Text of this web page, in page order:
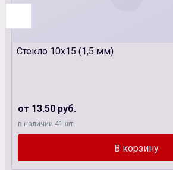
Стекло 10х15 (1,5 мм)
от 13.50 руб.
в наличии 41 шт.